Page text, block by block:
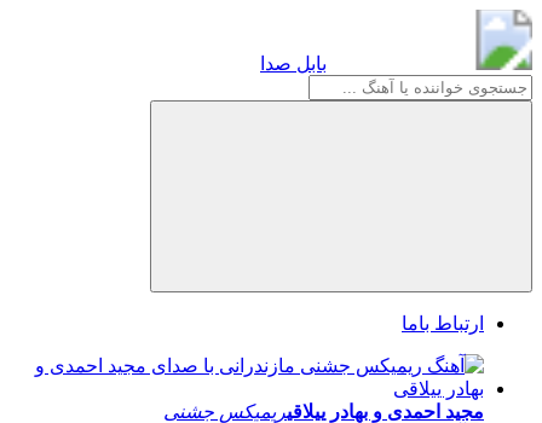
بابل صدا
ارتباط باما
مجید احمدی و بهادر ییلاقیریمیکس جشنی